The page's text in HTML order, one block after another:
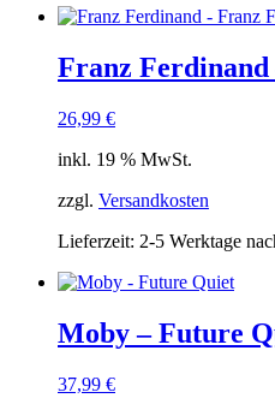
Franz
26,99 €
inkl. 19 % MwSt.
zzgl. Versandkosten
Lieferzeit: 2-5 Werktage
Moby – Future
37,99 €